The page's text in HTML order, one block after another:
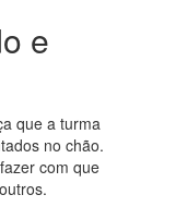
e
que a turma
no chão.
com que